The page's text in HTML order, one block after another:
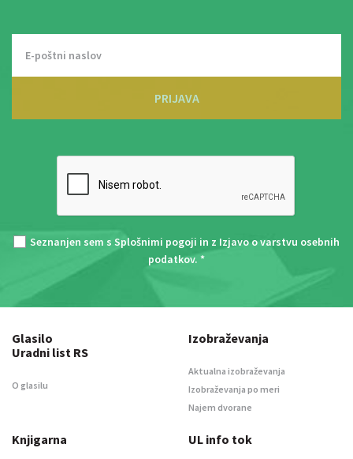
PRIJAVA
Seznanjen sem s Splošnimi pogoji in z Izjavo o varstvu osebnih
podatkov. *
Glasilo
Uradni list RS
O glasilu
Izobraževanja
Aktualna izobraževanja
Izobraževanja po meri
Najem dvorane
Knjigarna UL info tok